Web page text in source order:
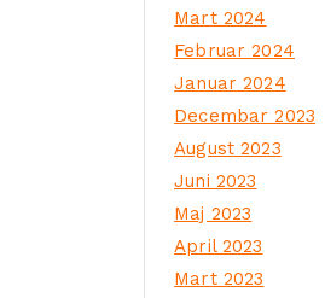
Mart 2024
Februar 2024
Januar 2024
Decembar 2023
August 2023
Juni 2023
Maj 2023
April 2023
Mart 2023